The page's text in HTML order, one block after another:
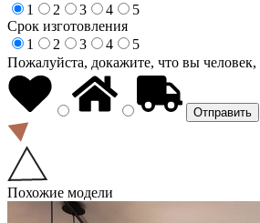
1
2 3 4
5
Срок изготовления
1
2 3 4
5
Пожалуйста, докажите, что вы человек,
Похожие модели